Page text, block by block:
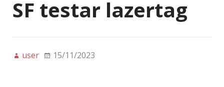
SF testar lazertag
user 15/11/2023